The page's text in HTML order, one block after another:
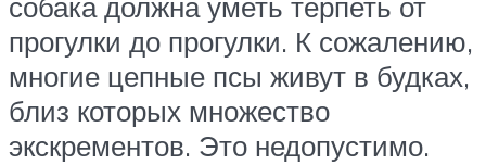
прогулки до прогулки. К сожалению,
многие цепные псы живут в будках,
близ которых множество
экскрементов. Это недопустимо.